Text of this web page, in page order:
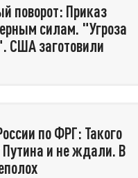
поворот: Приказ
силам. "Угроза
США заготовили
по ФРГ: Такого
Путина и не ждали. В